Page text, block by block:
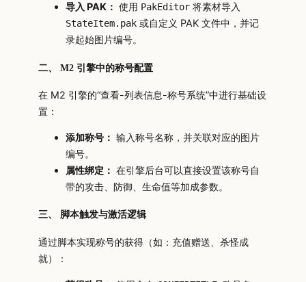
导入 PAK： 使用 PakEditor 将素材导入
StateItem.pak 或自定义 PAK 文件中，并记
录起始图片编号。
二、 M2 引擎中的称号配置
在 M2 引擎的“查看-列表信息-称号系统”中进行基础设
置：
添加称号： 输入称号名称，并关联对应的图片
编号。
属性绑定： 在引擎后台可以直接设置该称号自
带的攻击、防御、生命值等加成参数。
三、 脚本触发与激活逻辑
通过脚本实现称号的获得（如：充值赠送、杀怪成
就）：